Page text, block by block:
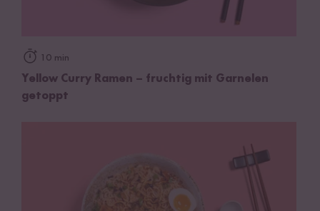
10 min
Yellow Curry Ramen – fruchtig mit Garnelen
getoppt